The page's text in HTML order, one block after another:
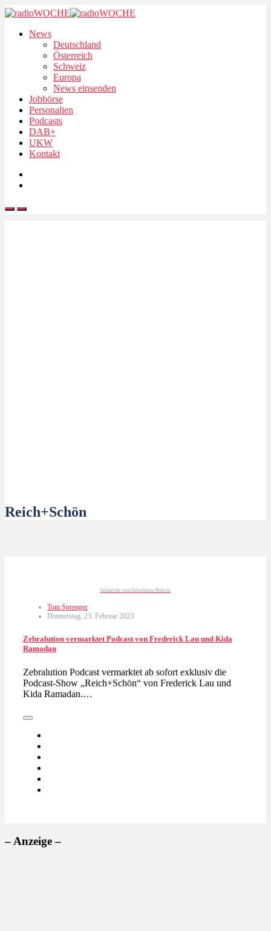
News
Deutschland
Österreich
Schweiz
Europa
News einsenden
Jobbörse
Personalien
Podcasts
DAB+
UKW
Kontakt
Reich+Schön
behind the tree/Zebralution Podcast
Tom Sprenger
Donnerstag, 23. Februar 2023
Zebralution vermarktet Podcast von Frederick Lau und Kida
Ramadan
Zebralution Podcast vermarktet ab sofort exklusiv die
Podcast-Show „Reich+Schön“ von Frederick Lau und
Kida Ramadan.…
– Anzeige –